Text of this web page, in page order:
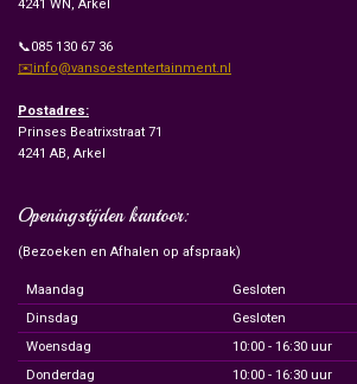
4241 WN, Arkel
📞085 130 67 36
✉️info@vansoestentertainment.nl
Postadres:
Prinses Beatrixstraat 71
4241 AB, Arkel
Openingstijden kantoor:
(Bezoeken en Afhalen op afspraak)
Maandag
Gesloten
Dinsdag
Gesloten
Woensdag
10:00 - 16:30 uur
Donderdag
10:00 - 16:30 uur